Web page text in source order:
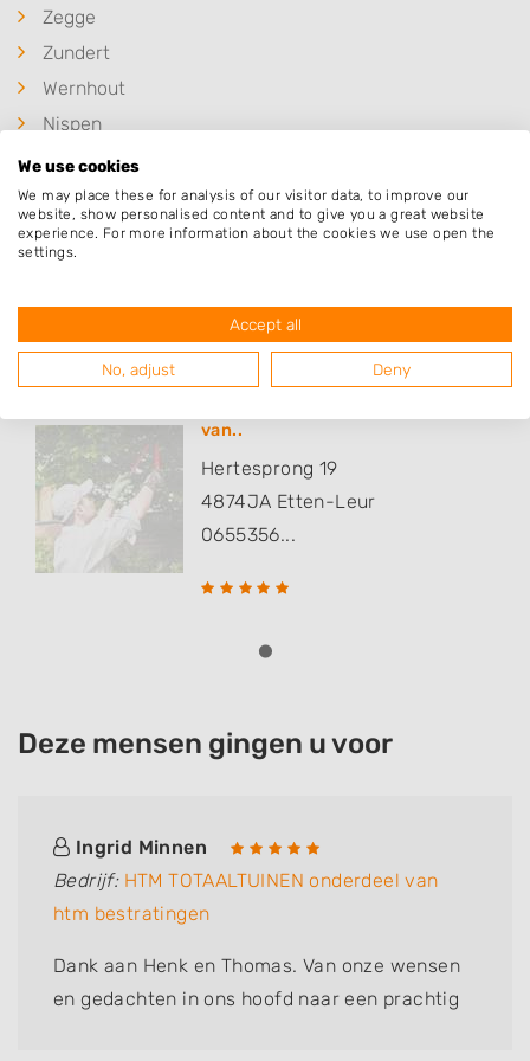
Zegge
Zundert
Wernhout
Nispen
Roosendaal
Hoeven
Populaire hoveniers
van..
Hertesprong 19
4874JA Etten-Leur
0655356...
Deze mensen gingen u voor
Ingrid Minnen
Bedrijf: HTM TOTAALTUINEN onderdeel van
htm bestratingen
Dank aan Henk en Thomas. Van onze wensen
en gedachten in ons hoofd naar een prachtig
We use cookies
We may place these for analysis of our visitor data, to improve our
website, show personalised content and to give you a great website
experience. For more information about the cookies we use open the
settings.
Accept all
No, adjust Deny